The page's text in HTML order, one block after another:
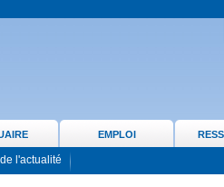
EMPLOI
l'actualité